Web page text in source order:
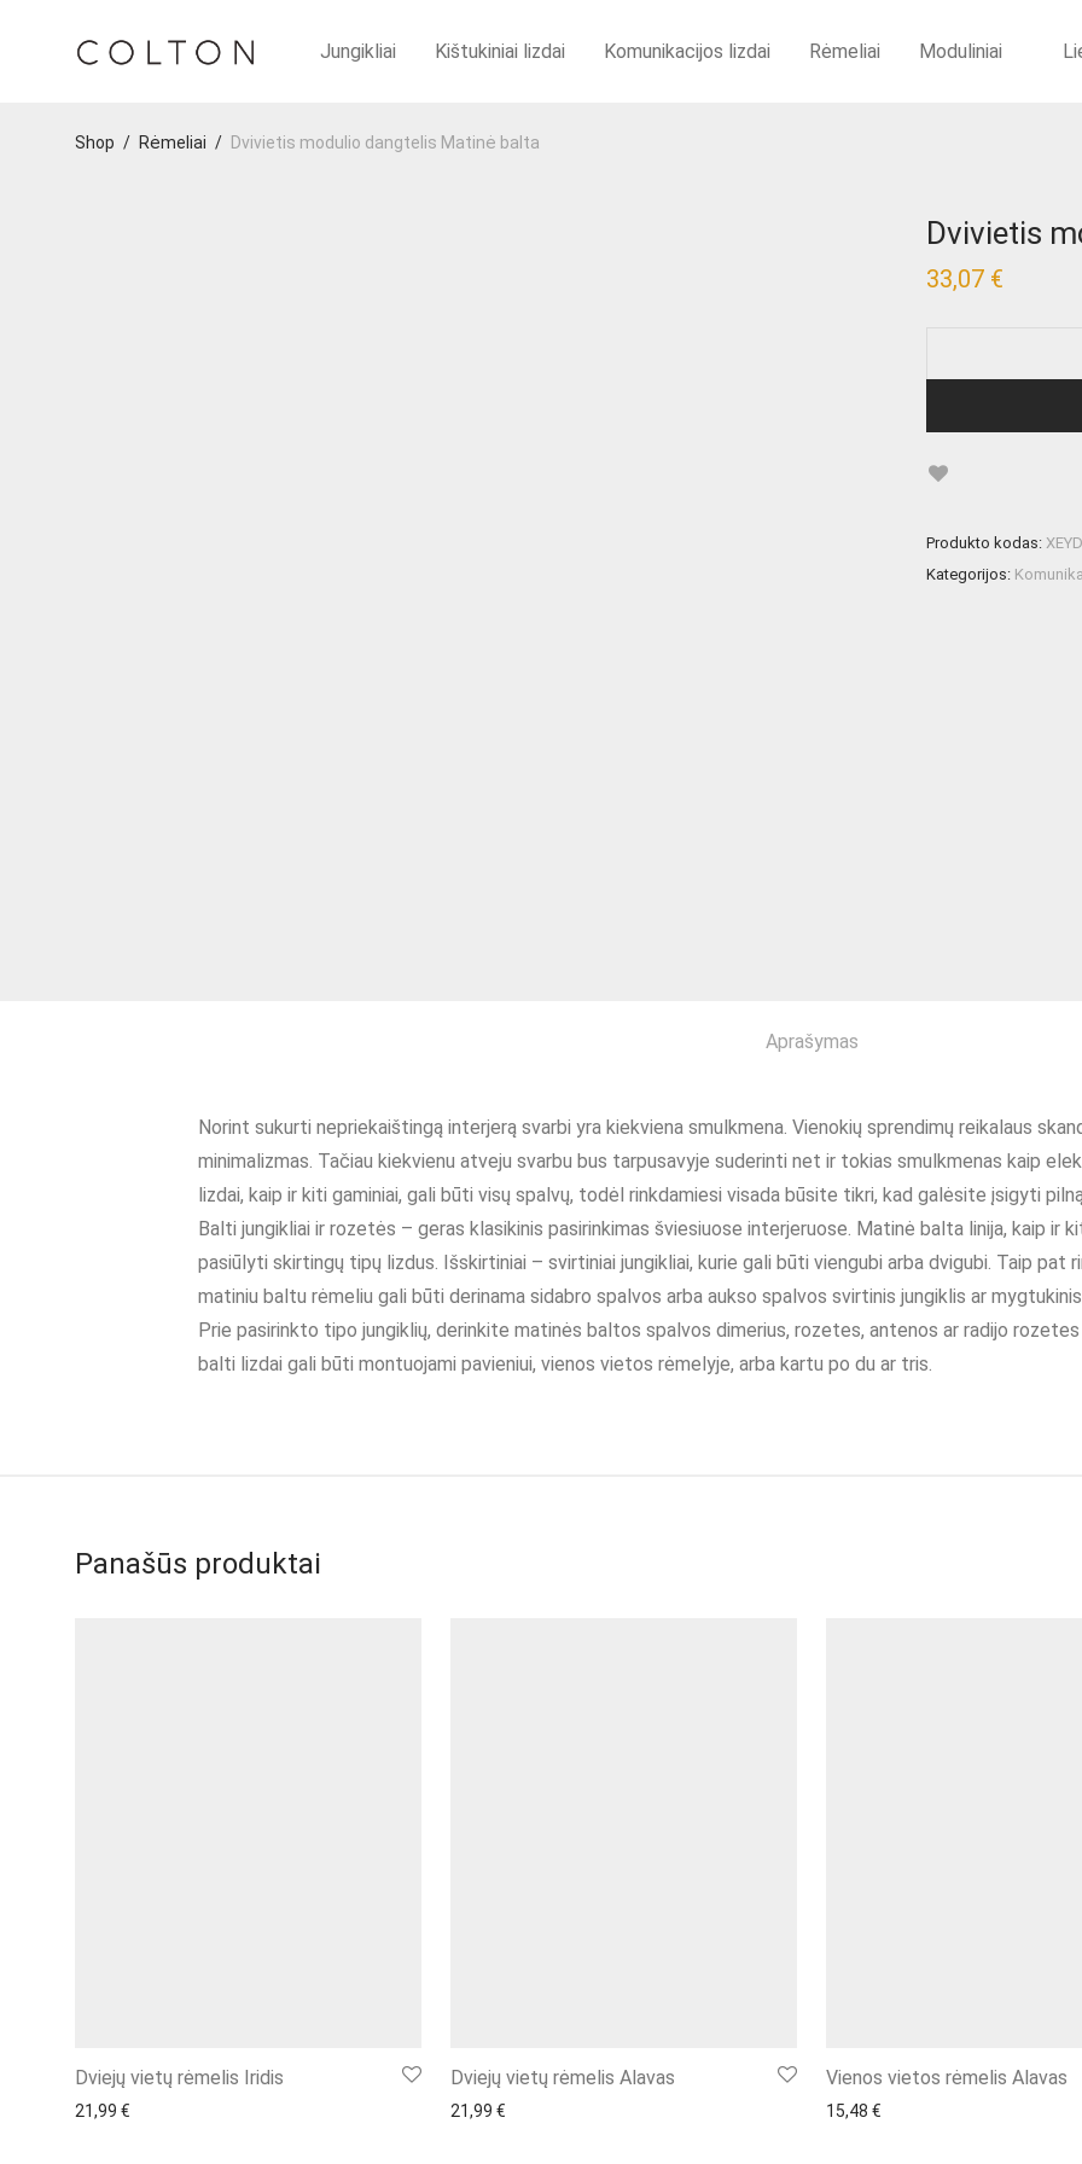
Jungikliai Kištukiniai lizdai Komunikacijos lizdai Rėmeliai Moduliniai
Shop / Rėmeliai / Dvivietis modulio dangtelis Matinė balta
Dvivietis
33,07 €
Produkto kodas:
Kategorijos:
Aprašymas
Norint sukurti nepriekaištingą interjerą svarbi yra kiekviena smulkmena. Vienokių sprendimų reikalaus
minimalizmas. Tačiau kiekvienu atveju svarbu bus tarpusavyje suderinti net ir tokias smulkmenas kaip
lizdai, kaip ir kiti gaminiai, gali būti visų spalvų, todėl rinkdamiesi visada būsite tikri, kad galėsite įsigyti
Balti jungikliai ir rozetės – geras klasikinis pasirinkimas šviesiuose interjeruose. Matinė balta linija, kaip ir
pasiūlyti skirtingų tipų lizdus. Išskirtiniai – svirtiniai jungikliai, kurie gali būti viengubi arba dvigubi. Taip pat
matiniu baltu rėmeliu gali būti derinama sidabro spalvos arba aukso spalvos svirtinis jungiklis ar
Prie pasirinkto tipo jungiklių, derinkite matinės baltos spalvos dimerius, rozetes, antenos ar radijo
balti lizdai gali būti montuojami pavieniui, vienos vietos rėmelyje, arba kartu po du ar tris.
Panašūs produktai
Dviejų vietų rėmelis Iridis
21,99 €
Dviejų vietų rėmelis Alavas
21,99 €
Vienos vietos rėmelis Alavas
15,48 €